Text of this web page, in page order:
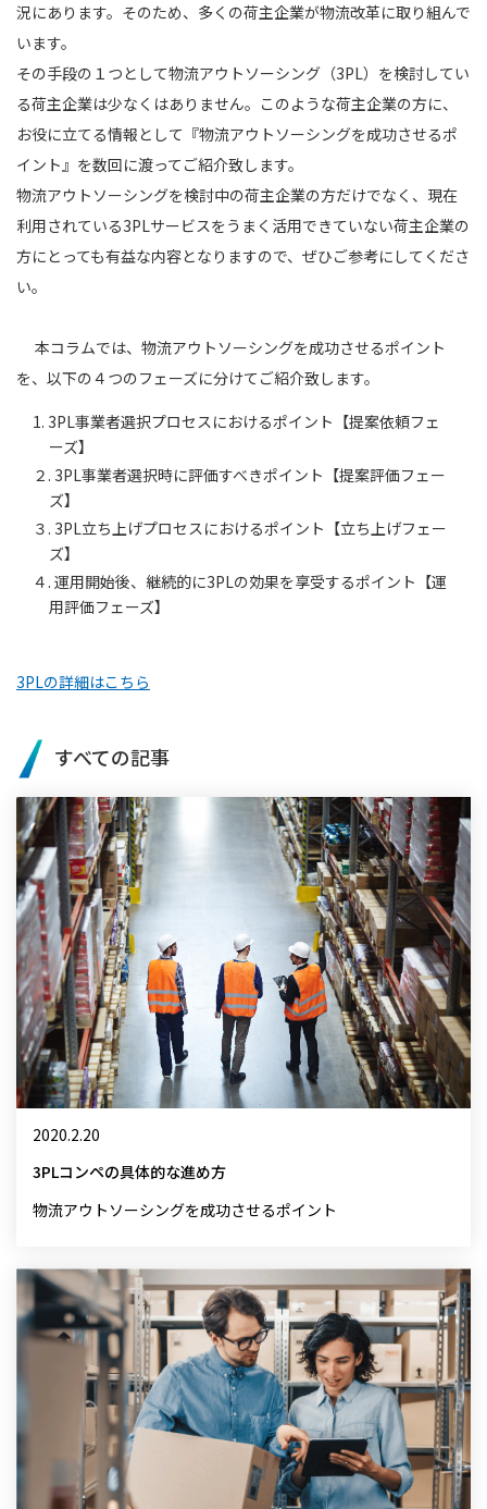
況にあります。そのため、多くの荷主企業が物流改革に取り組んで
います。
その手段の１つとして物流アウトソーシング（3PL）を検討してい
る荷主企業は少なくはありません。このような荷主企業の方に、
お役に立てる情報として『物流アウトソーシングを成功させるポ
イント』を数回に渡ってご紹介致します。
物流アウトソーシングを検討中の荷主企業の方だけでなく、現在
利用されている3PLサービスをうまく活用できていない荷主企業の
方にとっても有益な内容となりますので、ぜひご参考にしてくださ
い。
本コラムでは、物流アウトソーシングを成功させるポイント
を、以下の４つのフェーズに分けてご紹介致します。
1. 3PL事業者選択プロセスにおけるポイント【提案依頼フェ
ーズ】
２. 3PL事業者選択時に評価すべきポイント【提案評価フェー
ズ】
３. 3PL立ち上げプロセスにおけるポイント【立ち上げフェー
ズ】
４. 運用開始後、継続的に3PLの効果を享受するポイント【運
用評価フェーズ】
3PLの詳細はこちら
すべての記事
2020.2.20
3PLコンペの具体的な進め方
物流アウトソーシングを成功させるポイント